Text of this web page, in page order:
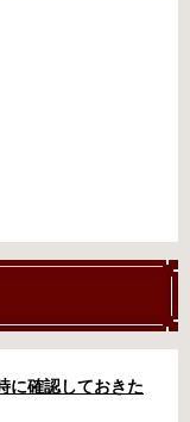
に確認しておきた